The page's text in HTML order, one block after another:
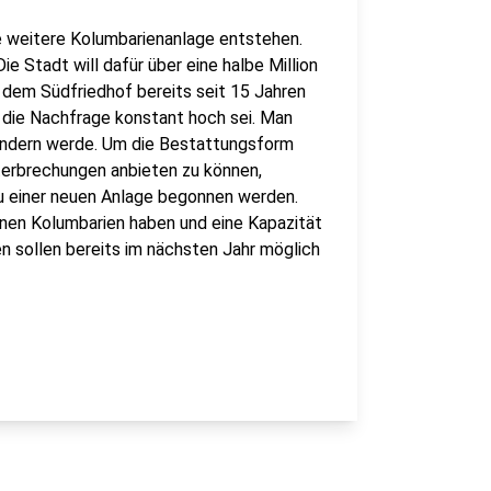
Kolumbarienanlage entstehen.
Stadt will dafür über eine halbe Million
Südfriedhof bereits seit 15 Jahren
Nachfrage konstant hoch sei. Man
werde. Um die Bestattungsform
anbieten zu können,
neuen Anlage begonnen werden.
Kolumbarien haben und eine Kapazität
sollen bereits im nächsten Jahr möglich